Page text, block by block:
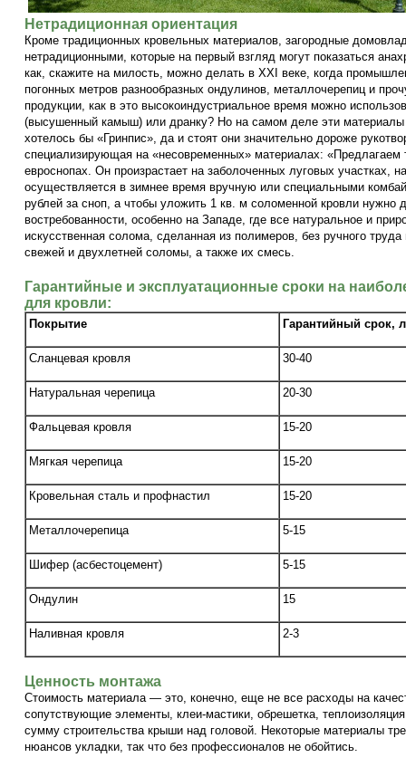
Нетрадиционная ориентация
Кроме традиционных кровельных материалов, загородные
нетрадиционными, которые на первый взгляд могут показаться
как, скажите на милость, можно делать в XXI веке, когда
погонных метров разнообразных ондулинов, металлочерепиц и
продукции, как в это высокоиндустриальное время можно
(высушенный камыш) или дранку? Но на самом деле эти материалы
хотелось бы «Гринпис», да и стоят они значительно дороже
специализирующая на «несовременных» материалах:
евроснопах. Он произрастает на заболоченных луговых участках,
осуществляется в зимнее время вручную или специальными
рублей за сноп, а чтобы уложить 1 кв. м соломенной кровли нужно
востребованности, особенно на Западе, где все натуральное и
искусственная солома, сделанная из полимеров, без ручного
свежей и двухлетней соломы, а также их смесь.
Гарантийные и эксплуатационные сроки на
для кровли:
Покрытие Гарантийный срок,
Сланцевая кровля 30-40
Натуральная черепица 20-30
Фальцевая кровля 15-20
Мягкая черепица 15-20
Кровельная сталь и профнастил 15-20
Металлочерепица 5-15
Шифер (асбестоцемент) 5-15
Ондулин 15
Наливная кровля 2-3
Ценность монтажа
Стоимость материала — это, конечно, еще не все расходы на
сопутствующие элементы, клеи-мастики, обрешетка,
сумму строительства крыши над головой. Некоторые материалы
нюансов укладки, так что без профессионалов не обойтись.